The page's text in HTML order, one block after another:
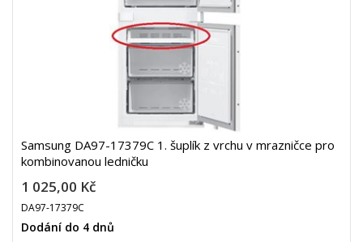
Samsung DA97-17379C 1. šuplík z vrchu v mrazničce pro
kombinovanou ledničku
1 025,00 Kč
DA97-17379C
Dodání do 4 dnů